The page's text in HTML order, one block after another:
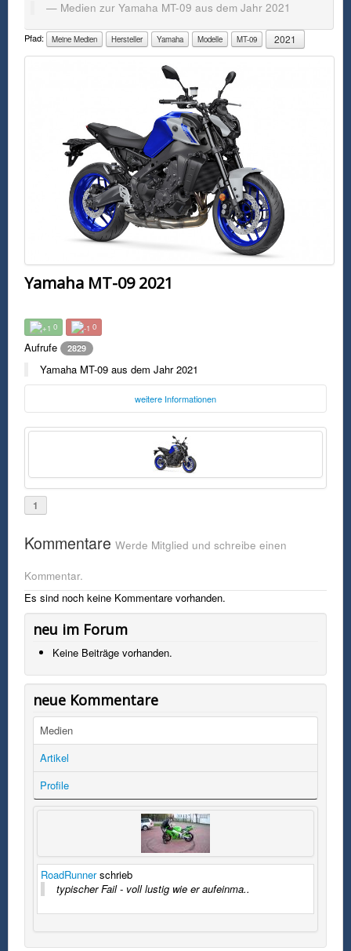
Medien zur Yamaha MT-09 aus dem Jahr 2021
Pfad: Meine Medien Hersteller Yamaha Modelle MT-09 2021
Yamaha MT-09 2021
0 0
Aufrufe 2829
Yamaha MT-09 aus dem Jahr 2021
weitere Informationen
Foto:Yamaha
Samstag, 22. Mai 2021 00:15 Uhr
FSK0
Yamaha MT-09 aus dem Jahr 2021
1
Kommentare Werde Mitglied und schreibe einen
Kommentar.
Es sind noch keine Kommentare vorhanden.
neu im Forum
Keine Beiträge vorhanden.
neue Kommentare
Medien
Artikel
Profile
RoadRunnerschrieb
typischer Fail - voll lustig wie er aufeinma..